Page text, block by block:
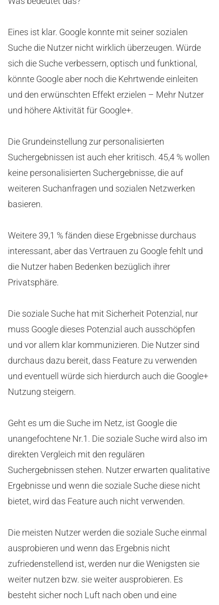
Eines ist klar. Google konnte mit seiner sozialen
Suche die Nutzer nicht wirklich überzeugen. Würde
sich die Suche verbessern, optisch und funktional,
könnte Google aber noch die Kehrtwende einleiten
und den erwünschten Effekt erzielen – Mehr Nutzer
und höhere Aktivität für Google+.
Die Grundeinstellung zur personalisierten
Suchergebnissen ist auch eher kritisch. 45,4 % wollen
keine personalisierten Suchergebnisse, die auf
weiteren Suchanfragen und sozialen Netzwerken
basieren.
Weitere 39,1 % fänden diese Ergebnisse durchaus
interessant, aber das Vertrauen zu Google fehlt und
die Nutzer haben Bedenken bezüglich ihrer
Privatsphäre.
Die soziale Suche hat mit Sicherheit Potenzial, nur
muss Google dieses Potenzial auch ausschöpfen
und vor allem klar kommunizieren. Die Nutzer sind
durchaus dazu bereit, dass Feature zu verwenden
und eventuell würde sich hierdurch auch die Google+
Nutzung steigern.
Geht es um die Suche im Netz, ist Google die
unangefochtene Nr.1. Die soziale Suche wird also im
direkten Vergleich mit den regulären
Suchergebnissen stehen. Nutzer erwarten qualitative
Ergebnisse und wenn die soziale Suche diese nicht
bietet, wird das Feature auch nicht verwenden.
Die meisten Nutzer werden die soziale Suche einmal
ausprobieren und wenn das Ergebnis nicht
zufriedenstellend ist, werden nur die Wenigsten sie
weiter nutzen bzw. sie weiter ausprobieren. Es
besteht sicher noch Luft nach oben und eine